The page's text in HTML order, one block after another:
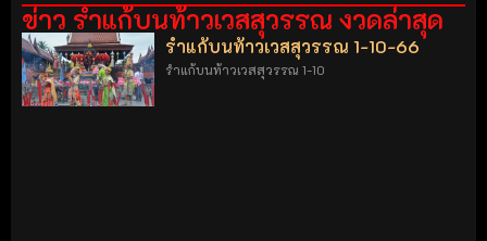
ข่าว รำแก้บนท้าวเวสสุวรรณ งวดล่าสุด
รำแก้บนท้าวเวสสุวรรณ 1-10-66
รำแก้บนท้าวเวสสุวรรณ 1-10